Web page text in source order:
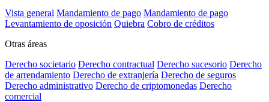
Vista general Mandamiento de pago Mandamiento de pago
Levantamiento de oposición Quiebra Cobro de créditos
Otras áreas
Derecho societario Derecho contractual Derecho sucesorio Derecho
de arrendamiento Derecho de extranjería Derecho de seguros
Derecho administrativo Derecho de criptomonedas Derecho
comercial